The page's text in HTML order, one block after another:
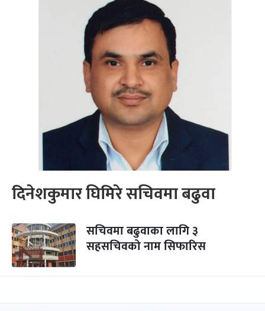
दिनेशकुमार घिमिरे सचिवमा बढुवा
सचिवमा बढुवाका लागि ३
सहसचिवको नाम सिफारिस